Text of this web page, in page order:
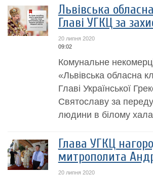
Львівська
Главі УГКЦ за
20 липня 2020
09:02
Комунальне
«Львівська обласна
Главі Української
Святославу за
людини в білому
Глава УГКЦ
митрополита
20 липня 2020